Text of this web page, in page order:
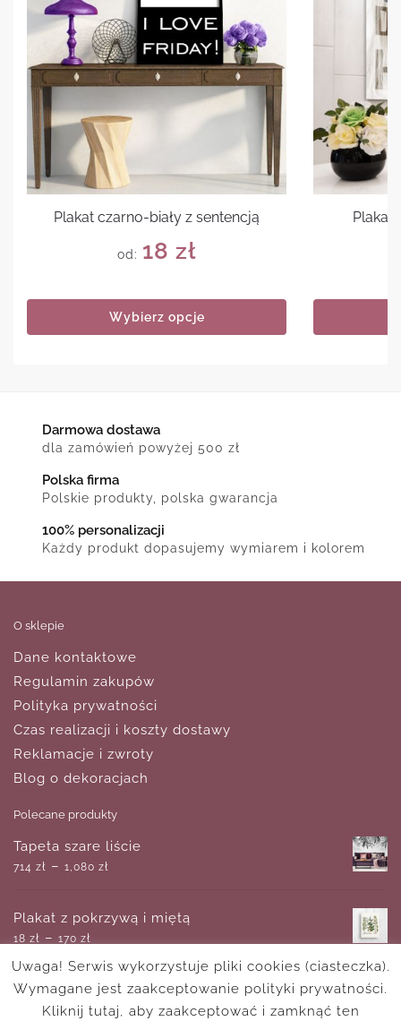
Plakat czarno-biały z sentencją
od: 18 zł
Wybierz opcje
Plakat
Darmowa dostawa
dla zamówień powyżej 500 zł
Polska firma
Polskie produkty, polska gwarancja
100% personalizacji
Każdy produkt dopasujemy wymiarem i kolorem
O sklepie
Dane kontaktowe
Regulamin zakupów
Polityka prywatności
Czas realizacji i koszty dostawy
Reklamacje i zwroty
Blog o dekoracjach
Polecane produkty
Tapeta szare liście
714 zł – 1,080 zł
Plakat z pokrzywą i miętą
18 zł – 170 zł
Obraz z motywem molo
zł–750zł
Uwaga! Serwis wykorzystuje pliki cookies (ciasteczka).
Wymagane jest zaakceptowanie polityki prywatności.
Kliknij tutaj, aby zaakceptować i zamknąć ten